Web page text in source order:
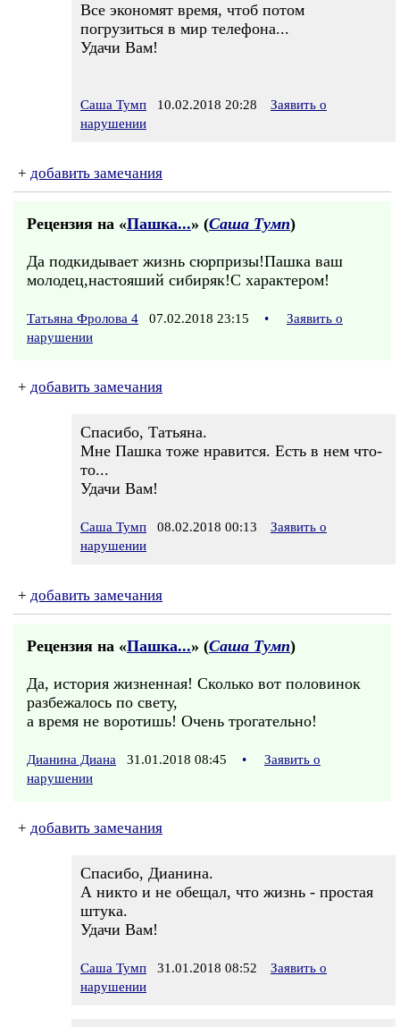
Все экономят время, чтоб потом
погрузиться в мир телефона...
Удачи Вам!
Саша Тумп 10.02.2018 20:28
Заявить о
нарушении
+ добавить замечания
Рецензия на «Пашка...» (Саша Тумп)
Да подкидывает жизнь сюрпризы!Пашка ваш
молодец,настояший сибиряк!С характером!
Татьяна Фролова 4 07.02.2018 23:15 •
Заявить о
нарушении
+ добавить замечания
Спасибо, Татьяна.
Мне Пашка тоже нравится. Есть в нем что-
то...
Удачи Вам!
Саша Тумп 08.02.2018 00:13
Заявить о
нарушении
+ добавить замечания
Рецензия на «Пашка...» (Саша Тумп)
Да, история жизненная! Сколько вот половинок
разбежалось по свету,
а время не воротишь! Очень трогательно!
Дианина Диана 31.01.2018 08:45 •
Заявить о
нарушении
+ добавить замечания
Спасибо, Дианина.
А никто и не обещал, что жизнь - простая
штука.
Удачи Вам!
Саша Тумп 31.01.2018 08:52
Заявить о
нарушении